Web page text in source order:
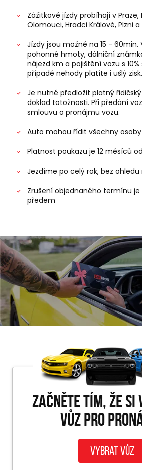
Zážitkové jízdy probíhají v Praze,
Olomouci, Hradci Králové, Plzni
Jízdy jsou možné na 15 - 60min.
pohonné hmoty, dálniční
nájezd km a pojištění vozu s
případě nehody platíte i ušlý zisk.
Je nutné předložit platný
doklad totožnosti. Při předání
smlouvu o pronájmu vozu.
Auto mohou řídit všechny osoby
Platnost poukazu je 12 měsíců
Jezdíme po celý rok, bez
Zrušení objednaného termínu
předem
Začněte tím, že
vůz pro
Vybrat vůz